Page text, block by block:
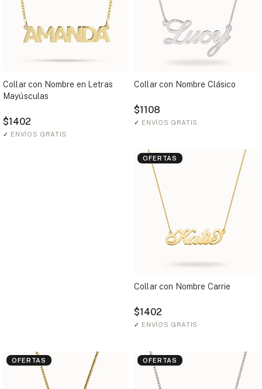
Collar con Nombre en Letras
Mayúsculas
$1402
✓ ENVÍOS GRATIS
Collar con Nombre Clásico
$1108
✓ ENVÍOS GRATIS
OFERTAS
Collar con Nombre Carrie
$1402
✓ ENVÍOS GRATIS
OFERTAS OFERTAS